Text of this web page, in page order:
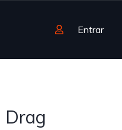
Entrar
Drag